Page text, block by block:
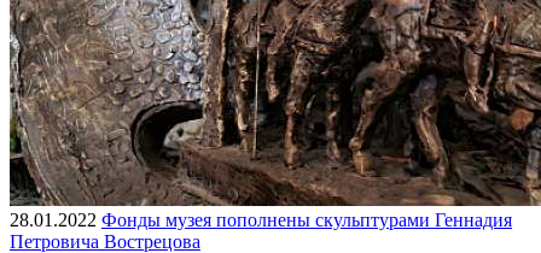
28.01.2022 Фонды музея пополнены скульптурами Геннадия
Петровича Вострецова